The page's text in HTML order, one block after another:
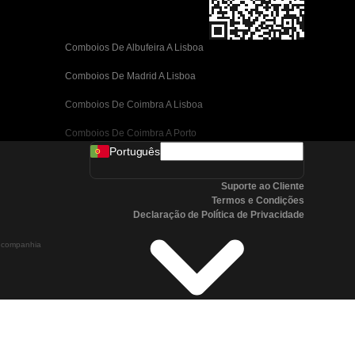
Comboios De Albufeira A Lisboa
Comboios De Madrid A Lisboa
Comboios De Coimbra A Lisboa
Comboios De Coimbra A Porto
Comboios De Valência A Barcelona
Comboios De Málaga A Barcelona
Comboios De Málaga A Madrid
Comboios De Córdoba A Madrid
Português
Suporte ao Cliente
Termos e Condições
Declaração de Política de Privacidade